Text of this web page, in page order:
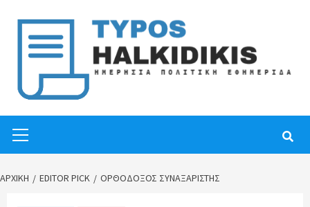
content
Menu
ΑΡΧΙΚΉ EDITOR PICK ΟΡΘΌΔΟΞΟΣ ΣΥΝΑΞΑΡΙΣΤΉΣ